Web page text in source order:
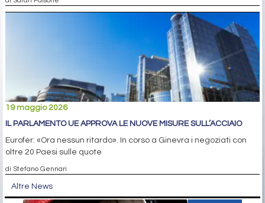
19 maggio 2026
IL PARLAMENTO UE APPROVA LE NUOVE MISURE SULL’ACCIAIO
Eurofer: «Ora nessun ritardo». In corso a Ginevra i negoziati con
oltre 20 Paesi sulle quote
di Stefano Gennari
Altre News